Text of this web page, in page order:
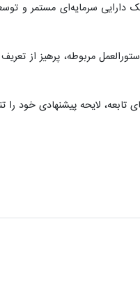
سرمایه‌ای مستمر و
مربوطه، پرهیز از
لایحه پیشنهادی خود را